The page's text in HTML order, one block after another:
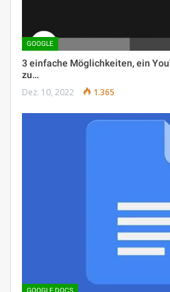
GOOGLE
3 einfache Möglichkeiten, ein
zu…
Dez. 10, 2022 1.365
GOOGLE DOCS